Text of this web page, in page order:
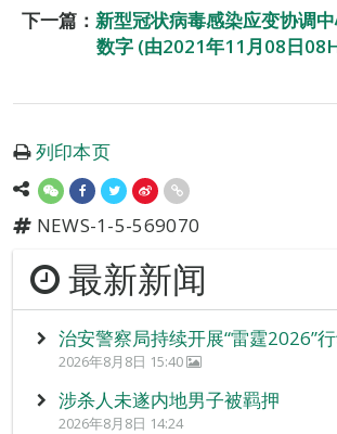
下一篇： 新型冠状病毒感染应变协调
数字 (由2021年11月08日
列印本页
NEWS-1-5-569070
最新新闻
治安警察局持续开展“雷霆2026”
2026年8月8日 15:40
涉杀人未遂内地男子被羁押
2026年8月8日 14:24